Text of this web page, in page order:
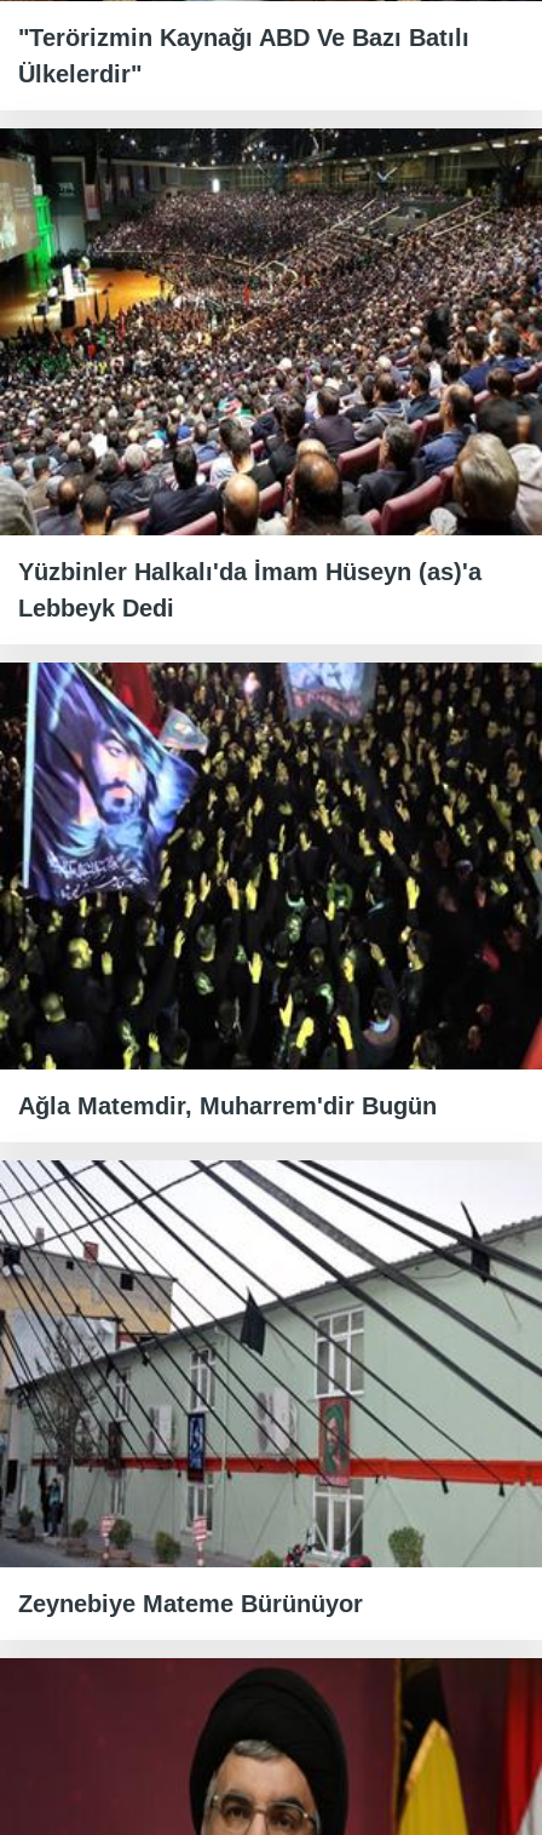
"Terörizmin Kaynağı ABD Ve Bazı Batılı
Ülkelerdir"
Yüzbinler Halkalı'da İmam Hüseyn (as)'a
Lebbeyk Dedi
Ağla Matemdir, Muharrem'dir Bugün
Zeynebiye Mateme Bürünüyor